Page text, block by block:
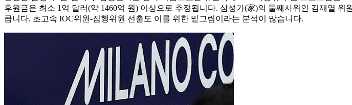
후원금은 최소 1억 달러(약 1460억 원) 이상으로 추정됩니다. 삼성가(家)의 둘째사위인 김재열
큽니다. 초고속 IOC위원-집행위원 선출도 이를 위한 밑그림이라는 분석이 많습니다.